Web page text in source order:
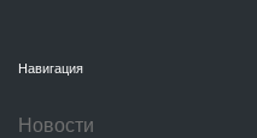
Навигация
Новости